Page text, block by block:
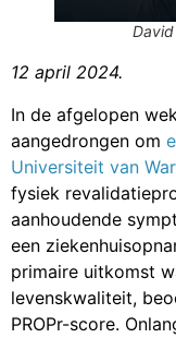
12 april 2024.
In de afgelopen
aangedrongen om
Universiteit van
fysiek
aanhoudende
een
primaire uitkomst
levenskwaliteit,
PROPr-score.